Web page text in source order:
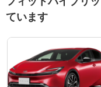
ています